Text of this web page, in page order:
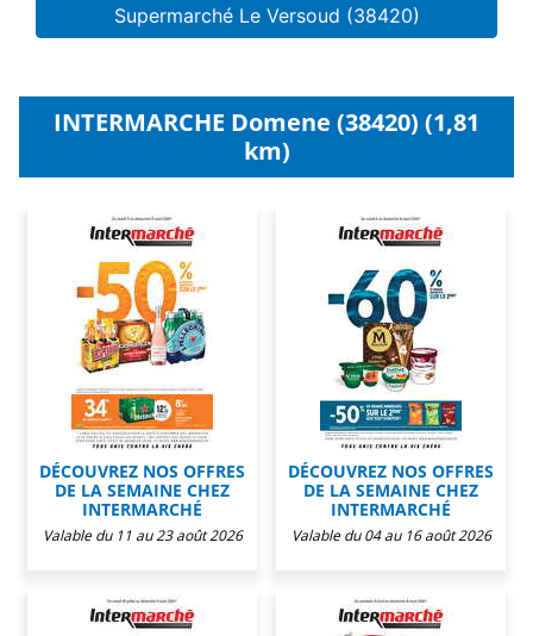
Supermarché Le Versoud (38420)
INTERMARCHE Domene (38420) (1,81
km)
DÉCOUVREZ NOS OFFRES
DE LA SEMAINE CHEZ
INTERMARCHÉ
Valable du 11 au 23 août 2026
DÉCOUVREZ NOS OFFRES
DE LA SEMAINE CHEZ
INTERMARCHÉ
Valable du 04 au 16 août 2026